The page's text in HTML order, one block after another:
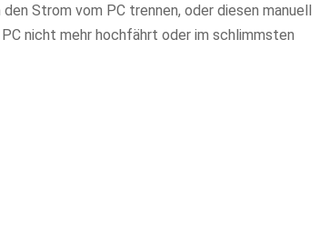
Strom vom PC trennen, oder diesen manuell
nicht mehr hochfährt oder im schlimmsten